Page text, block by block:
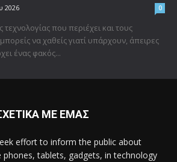
2026 0
τεχνολογίας που περιέχει και τους
να χαθείς γιατί υπάρχουν, άπειρες
ένας φακός...
ΜΕ ΕΜΑΣ
effort to inform the public about
tablets, gadgets, in technology